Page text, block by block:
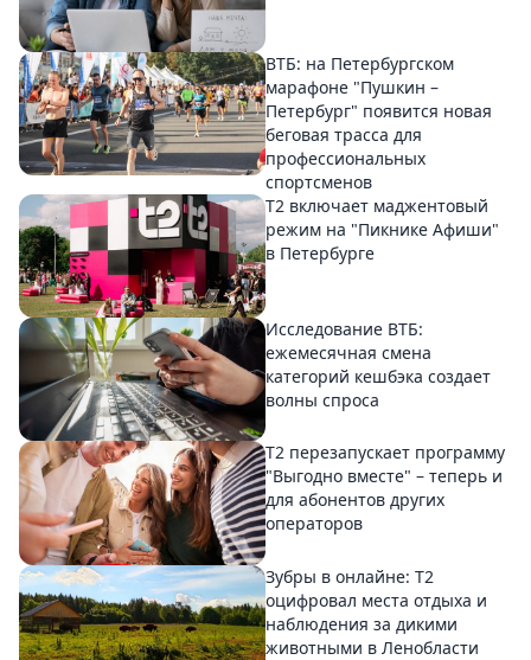
ВТБ: на Петербургском
марафоне "Пушкин –
Петербург" появится новая
беговая трасса для
профессиональных
спортсменов
Т2 включает маджентовый
режим на "Пикнике Афиши"
в Петербурге
Исследование ВТБ:
ежемесячная смена
категорий кешбэка создает
волны спроса
Т2 перезапускает программу
"Выгодно вместе" – теперь и
для абонентов других
операторов
Зубры в онлайне: Т2
оцифровал места отдыха и
наблюдения за дикими
животными в Ленобласти